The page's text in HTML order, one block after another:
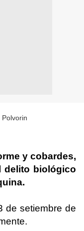
Polvorin
y cobardes,
delito biológico
de setiembre de